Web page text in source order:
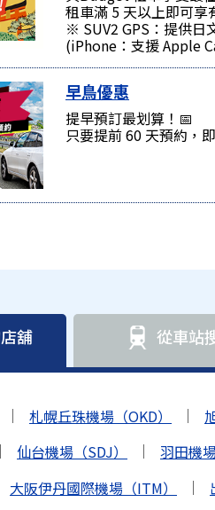
租車滿 5 天以上即可
※ SUV2 GPS：提供
(iPhone：支援 Apple
早鳥優惠
提早預訂最划算！📅
只要提前 60 天預約，
舖 從車站
札幌丘珠機場（OKD）
仙台機場（SDJ） 羽田機
大阪伊丹國際機場（ITM）